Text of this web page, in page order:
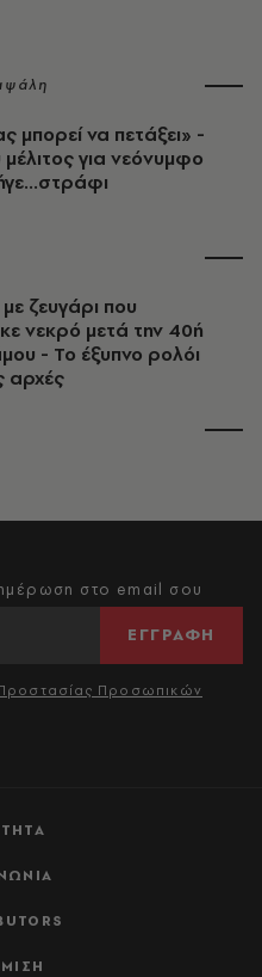
μπορεί να πετάξει» -
μέλιτος για νεόνυμφο
ζευγάρι που
νεκρό μετά την 40ή
- Το έξυπνο ρολόι
αρχές
στο email σου
ΕΓΓΡΑΦΗ
Προστασίας Προσωπικών